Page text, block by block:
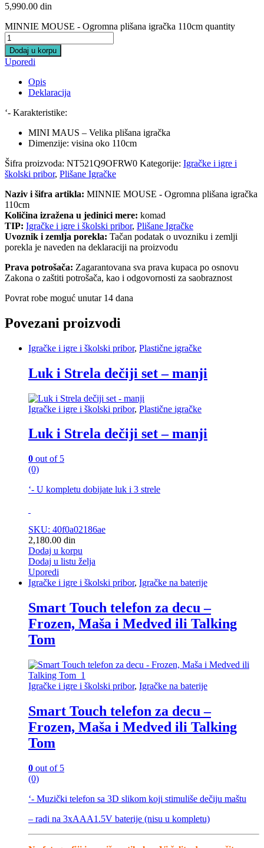
5,990.00 din
MINNIE MOUSE - Ogromna plišana igračka 110cm quantity
Dodaj u korpu
Uporedi
Opis
Deklaracija
‘- Karakteristike:
MINI MAUS – Velika plišana igračka
Dimenzije: visina oko 110cm
Šifra proizvoda: NT521Q9OFRW0 Kategorije: Igračke i igre i
školski pribor, Plišane Igračke
Naziv i šifra artikla: MINNIE MOUSE - Ogromna plišana igračka
110cm
Količina izražena u jedinici mere: komad
TIP: Igračke i igre i školski pribor, Plišane Igračke
Uvoznik i zemlja porekla: Tačan podatak o uvozniku i zemlji
porekla je naveden na deklaraciji na proizvodu
Prava potrošača: Zagarantovana sva prava kupaca po osnovu
Zakona o zaštiti potrošača, kao i odgovornosti za saobraznost
Povrat robe moguć unutar 14 dana
Povezani proizvodi
Igračke i igre i školski pribor, Plastične igračke
Luk i Strela dečiji set – manji
Igračke i igre i školski pribor, Plastične igračke
Luk i Strela dečiji set – manji
0 out of 5
(0)
‘- U kompletu dobijate luk i 3 strele
SKU: 40f0a02186ae
2,180.00 din
Dodaj u korpu
Dodaj u listu želja
Uporedi
Igračke i igre i školski pribor, Igračke na baterije
Smart Touch telefon za decu –
Frozen, Maša i Medved ili Talking
Tom
Igračke i igre i školski pribor, Igračke na baterije
Smart Touch telefon za decu –
Frozen, Maša i Medved ili Talking
Tom
0 out of 5
(0)
‘- Muzički telefon sa 3D slikom koji stimuliše dečiju maštu
– radi na 3xAAA1.5V baterije (nisu u kompletu)